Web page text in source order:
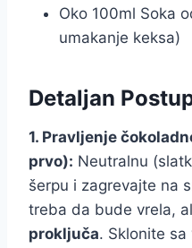
Oko 100ml Soka
umakanje keksa)
Detaljan
1. Pravljenje
prvo): Neutralnu
šerpu i zagrevajte na
treba da bude vrela,
proključa. Sklonite